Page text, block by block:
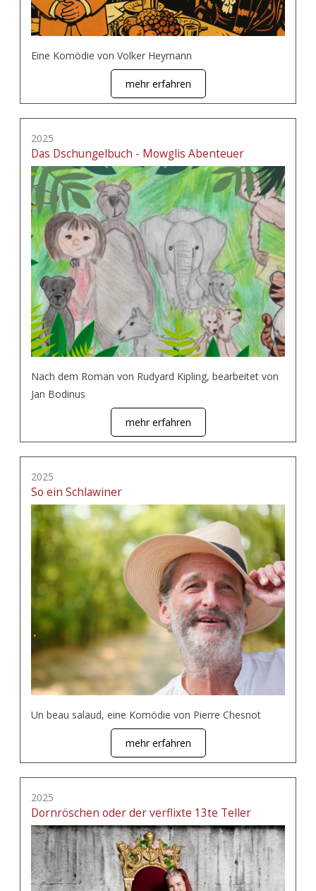
Eine Komödie von Volker Heymann
mehr erfahren
2025
Das Dschungelbuch - Mowglis Abenteuer
Nach dem Roman von Rudyard Kipling, bearbeitet von
Jan Bodinus
mehr erfahren
2025
So ein Schlawiner
Un beau salaud, eine Komödie von Pierre Chesnot
mehr erfahren
2025
Dornröschen oder der verflixte 13te Teller